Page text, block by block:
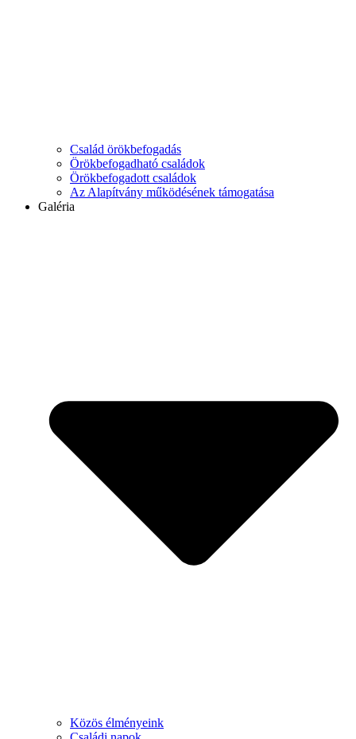
Család örökbefogadás
Örökbefogadható családok
Örökbefogadott családok
Az Alapítvány működésének támogatása
Galéria
Közös élményeink